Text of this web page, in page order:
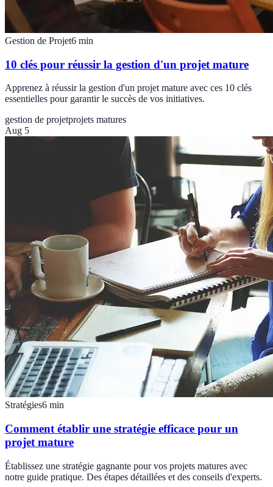
Gestion de Projet6 min
10 clés pour réussir la gestion d'un projet mature
Apprenez à réussir la gestion d'un projet mature avec ces 10 clés
essentielles pour garantir le succès de vos initiatives.
gestion de projetprojets matures
Aug 5
Stratégies6 min
Comment établir une stratégie efficace pour un
projet mature
Établissez une stratégie gagnante pour vos projets matures avec
notre guide pratique. Des étapes détaillées et des conseils d'experts.